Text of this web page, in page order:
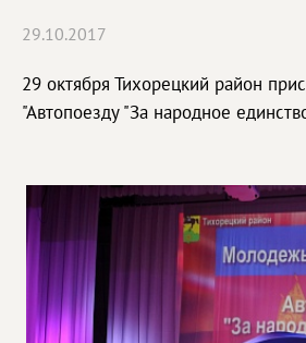
29.10.2017
29 октября Тихорецкий район
"Автопоезду "За народное